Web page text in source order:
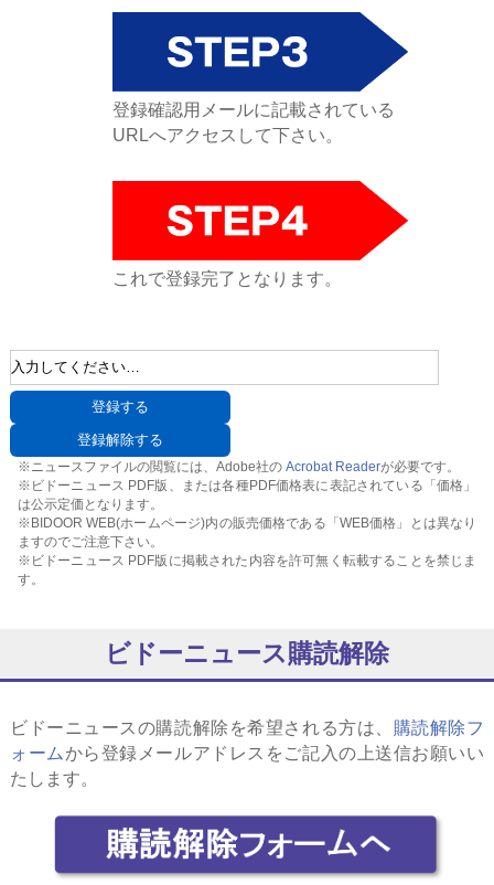
登録確認用メールに記載されている
URLへアクセスして下さい。
これで登録完了となります。
※ニュースファイルの閲覧には、Adobe社の Acrobat Readerが必要です。
※ビドーニュース PDF版、または各種PDF価格表に表記されている「価格」
は公示定価となります。
※BIDOOR WEB(ホームページ)内の販売価格である「WEB価格」とは異なり
ますのでご注意下さい。
※ビドーニュース PDF版に掲載された内容を許可無く転載することを禁じま
す。
ビドーニュース購読解除
ビドーニュースの購読解除を希望される方は、 購読解除フ
ォームから登録メールアドレスをご記入の上送信お願いい
たします。